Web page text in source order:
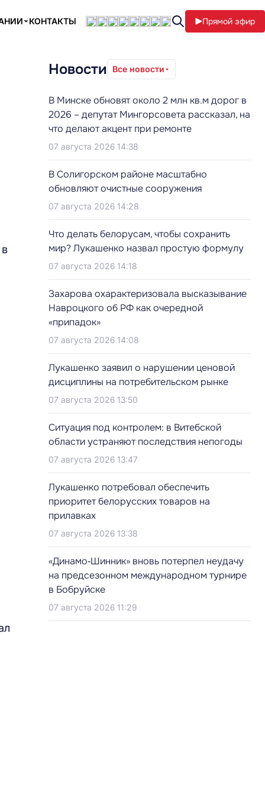
КОНТАКТЫ Прямой эфир
Новости Все новости
В Минске обновят около 2 млн кв.м дорог в
2026 – депутат Мингорсовета рассказал, на
что делают акцент при ремонте
07 августа 2026 14:38
В Солигорском районе масштабно
обновляют очистные сооружения
07 августа 2026 14:28
Что делать белорусам, чтобы сохранить
мир? Лукашенко назвал простую формулу
07 августа 2026 14:18
Захарова охарактеризовала высказывание
Навроцкого об РФ как очередной
«припадок»
07 августа 2026 14:08
Лукашенко заявил о нарушении ценовой
дисциплины на потребительском рынке
07 августа 2026 13:50
Ситуация под контролем: в Витебской
области устраняют последствия непогоды
07 августа 2026 13:47
Лукашенко потребовал обеспечить
приоритет белорусских товаров на
прилавках
07 августа 2026 13:38
«Динамо‑Шинник» вновь потерпел неудачу
на предсезонном международном турнире
в Бобруйске
07 августа 2026 11:29